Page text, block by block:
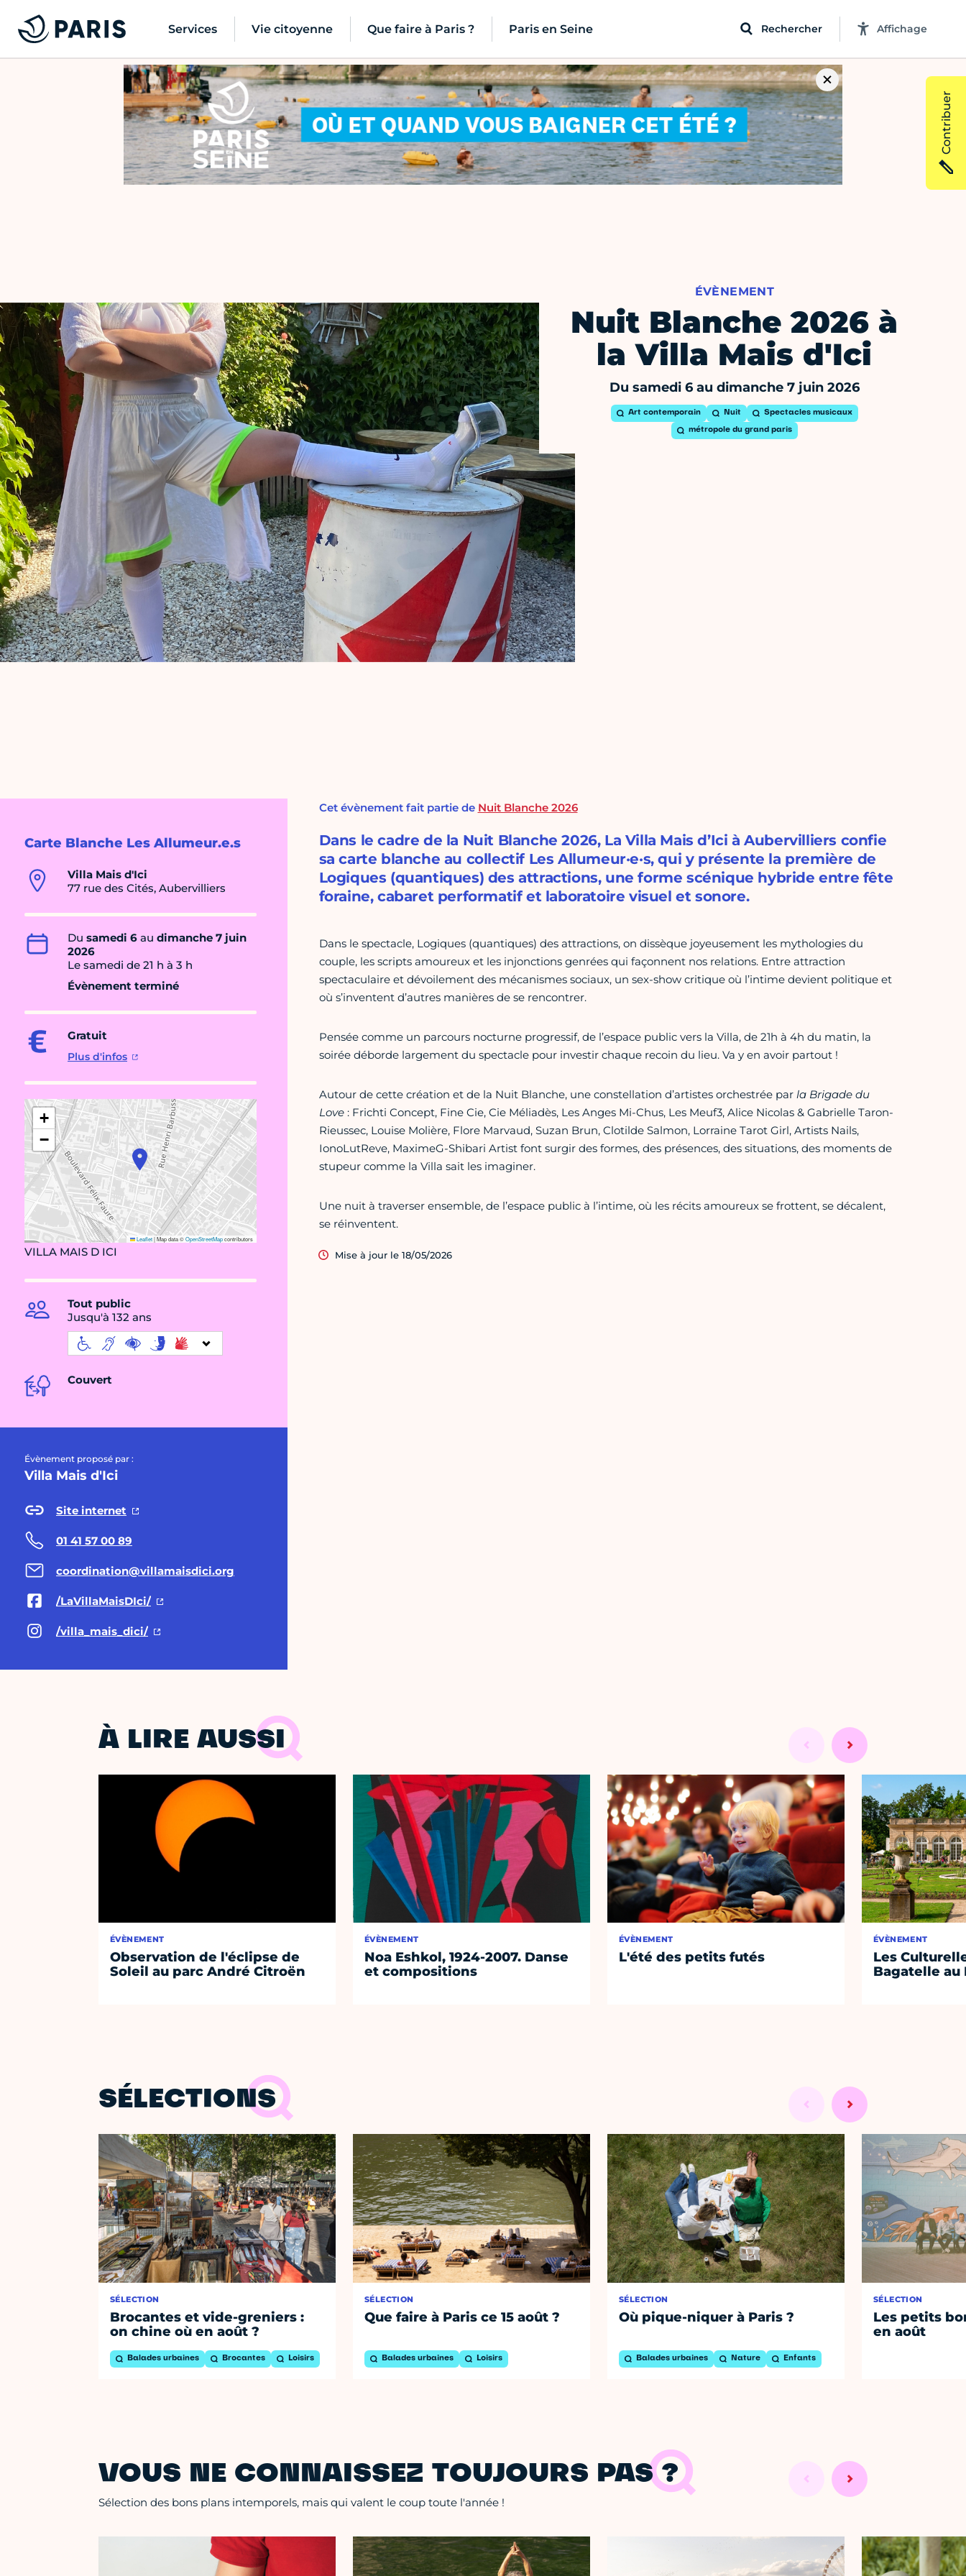
Services Vie citoyenne Que faire à Paris ? Paris en Seine Rechercher Affichage
ÉVÈNEMENT
Nuit Blanche 2026 à
la Villa Mais d'Ici
Du samedi 6 au dimanche 7 juin 2026
Art contemporain Nuit Spectacles musicaux
métropole du grand paris
Carte Blanche Les Allumeur.e.s
Villa Mais d'Ici
77 rue des Cités, Aubervilliers
Du samedi 6 au dimanche 7 juin
2026
Le samedi de 21 h à 3 h
Évènement terminé
Gratuit
Plus d'infos
+
−
Leaflet|Map data ©OpenStreetMapcontributors
VILLA MAIS D ICI
Tout public
Jusqu'à 132 ans
Couvert
Évènement proposé par :
Villa Mais d'Ici
Site internet
01 41 57 00 89
coordination@villamaisdici.org
/LaVillaMaisDIci/
/villa_mais_dici/
Cet évènement fait partie de Nuit Blanche 2026
Dans le cadre de la Nuit Blanche 2026, La Villa Mais d’Ici à Aubervilliers confie
sa carte blanche au collectif Les Allumeur·e·s, qui y présente la première de
Logiques (quantiques) des attractions, une forme scénique hybride entre fête
foraine, cabaret performatif et laboratoire visuel et sonore.
Dans le spectacle, Logiques (quantiques) des attractions, on dissèque joyeusement les mythologies du
couple, les scripts amoureux et les injonctions genrées qui façonnent nos relations. Entre attraction
spectaculaire et dévoilement des mécanismes sociaux, un sex-show critique où l’intime devient politique et
où s’inventent d’autres manières de se rencontrer.
Pensée comme un parcours nocturne progressif, de l’espace public vers la Villa, de 21h à 4h du matin, la
soirée déborde largement du spectacle pour investir chaque recoin du lieu. Va y en avoir partout !
Autour de cette création et de la Nuit Blanche, une constellation d’artistes orchestrée par la Brigade du
Love: Frichti Concept, Fine Cie, Cie Méliadès, Les Anges Mi-Chus, Les Meuf3, Alice Nicolas & Gabrielle Taron-
Rieussec, Louise Molière, Flore Marvaud, Suzan Brun, Clotilde Salmon, Lorraine Tarot Girl, Artists Nails,
IonoLutReve, MaximeG-Shibari Artist font surgir des formes, des présences, des situations, des moments de
stupeur comme la Villa sait les imaginer.
Une nuit à traverser ensemble, de l’espace public à l’intime, où les récits amoureux se frottent, se décalent,
se réinventent.
Mise à jour le 18/05/2026
À LIRE AUSSI
ÉVÈNEMENT
Observation de l'éclipse de
Soleil au parc André Citroën
ÉVÈNEMENT
Noa Eshkol, 1924-2007. Danse
et compositions
ÉVÈNEMENT
L'été des petits futés
ÉVÈNEMENT
Les
Bagatelle au
SÉLECTIONS
SÉLECTION
Brocantes et vide-greniers :
on chine où en août ?
Balades urbaines Brocantes Loisirs
SÉLECTION
Que faire à Paris ce 15 août ?
Balades urbaines Loisirs
SÉLECTION
Où pique-niquer à Paris ?
Balades urbaines Nature Enfants
SÉLECTION
Les petits
en août
VOUS NE CONNAISSEZ TOUJOURS PAS ?
Sélection des bons plans intemporels, mais qui valent le coup toute l'année !
Contribuer